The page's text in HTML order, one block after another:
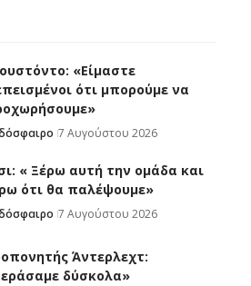
«Είμαστε
ότι μπορούμε να
7 Αυγούστου 2026
« Ξέρω αυτή την ομάδα και
ότι θα παλέψουμε»
7 Αυγούστου 2026
Άντερλεχτ:
δύσκολα»